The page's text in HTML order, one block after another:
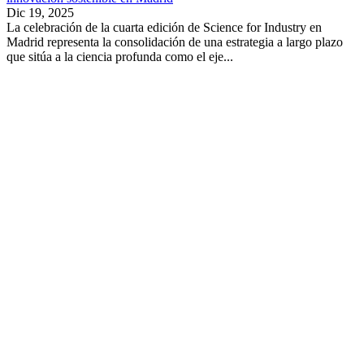
Dic 19, 2025
La celebración de la cuarta edición de Science for Industry en
Madrid representa la consolidación de una estrategia a largo plazo
que sitúa a la ciencia profunda como el eje...